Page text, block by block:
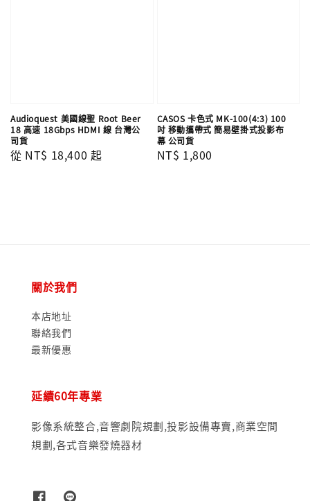
Audioquest 美國線聖 Root Beer
18 高速 18Gbps HDMI 線 台灣公
司貨
Regular
從 NT$ 18,400 起
CASOS 卡色式 MK-100(4:3) 100
吋 移動攜帶式 簡易壁掛式投影布
幕 公司貨
Regular
NT$ 1,800
關於我們
本店地址
聯絡我們
最新優惠
延續60年專業
影像系統整合,音響劇院規劃,投影設備專賣,商業空間
規劃,各式音樂發燒器材